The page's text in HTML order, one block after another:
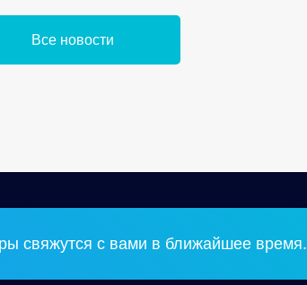
Все новости
свяжутся с вами в ближайшее время.